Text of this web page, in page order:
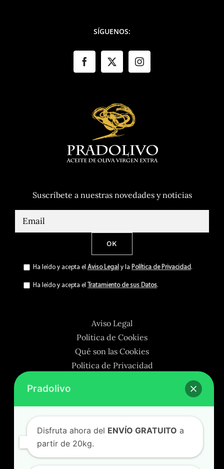
SÍGUENOS:
Suscríbete a nuestras novedades y noticias
Ha leído y acepta el Aviso Legal y la Política de Privacidad .
Ha leído y acepta el Tratamiento de sus Datos.
Aviso Legal
Política de Cookies
Qué son las Cookies
Política de Privacidad
Tratamiento de sus Datos
Disfruta ahora del
partir de 20kg.
🎁 Aprovecha nuestros
🎁